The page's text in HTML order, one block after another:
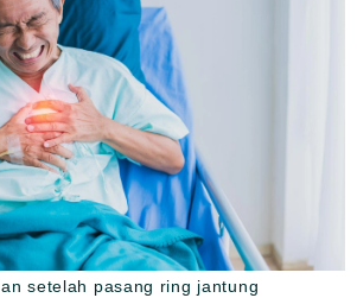
setelah pasang ring jantung